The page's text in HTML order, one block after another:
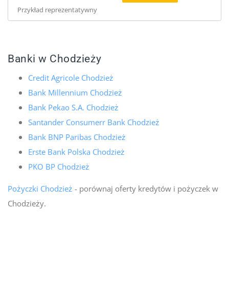
Przykład reprezentatywny
Banki w Chodzieży
Credit Agricole Chodzież
Bank Millennium Chodzież
Bank Pekao S.A. Chodzież
Santander Consumerr Bank Chodzież
Bank BNP Paribas Chodzież
Erste Bank Polska Chodzież
PKO BP Chodzież
Pożyczki Chodzież - porównaj oferty kredytów i pożyczek w
Chodzieży.